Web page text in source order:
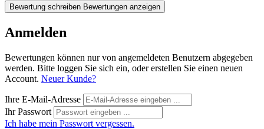
Bewertung schreiben Bewertungen anzeigen
Anmelden
Bewertungen können nur von angemeldeten Benutzern abgegeben
werden. Bitte loggen Sie sich ein, oder erstellen Sie einen neuen
Account. Neuer Kunde?
Ihre E-Mail-Adresse
Ihr Passwort
Ich habe mein Passwort vergessen.